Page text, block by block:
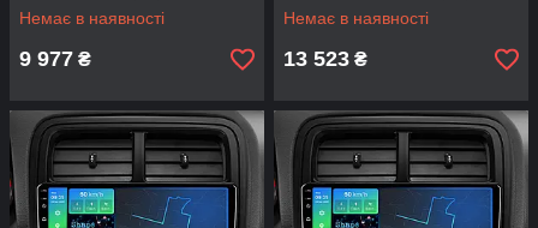
Немає в наявності
9 977 ₴
Немає в наявності
13 523 ₴